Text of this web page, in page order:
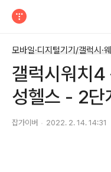
모바일·디지털기기/갤럭시·
갤럭시워치4
성헬스 - 2단
잡가이버 2022. 2. 14. 14:31